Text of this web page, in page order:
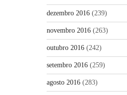
dezembro 2016 (239)
novembro 2016 (263)
outubro 2016 (242)
setembro 2016 (259)
agosto 2016 (283)